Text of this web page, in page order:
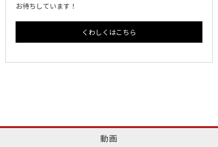
お待ちしています！
くわしくはこちら
動画